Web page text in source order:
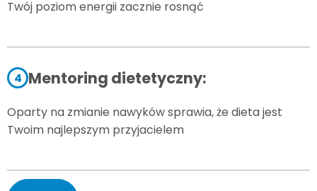
Twój poziom energii zacznie rosnąć
4 Mentoring dietetyczny:
Oparty na zmianie nawyków sprawia, że dieta jest
Twoim najlepszym przyjacielem